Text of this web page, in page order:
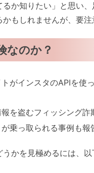
るか知りたい」と思い
もしれませんが、要注
なのか？
がインスタのAPIを使
を盗むフィッシング詐
乗っ取られる事例も報
かを見極めるには、